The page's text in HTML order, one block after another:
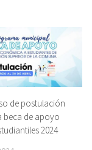
de postulación
beca de apoyo
2024